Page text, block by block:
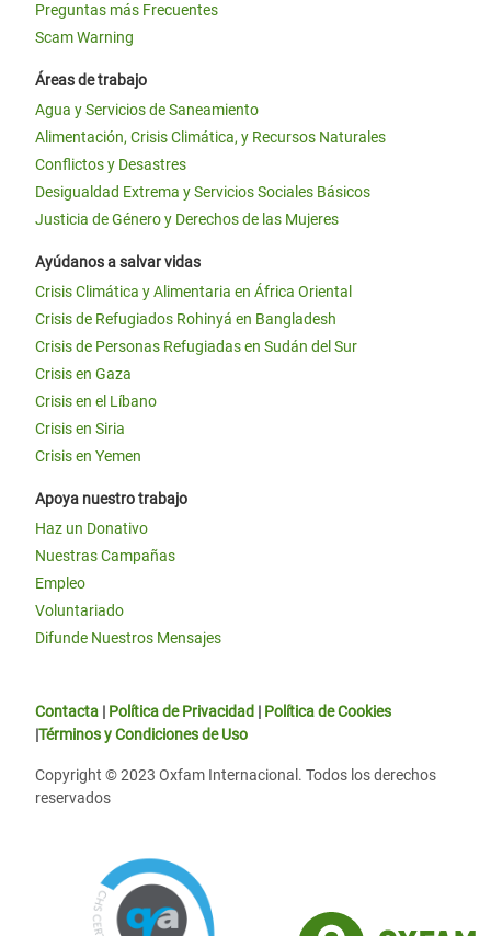
Preguntas más Frecuentes
Scam Warning
Áreas de trabajo
Agua y Servicios de Saneamiento
Alimentación, Crisis Climática, y Recursos Naturales
Conflictos y Desastres
Desigualdad Extrema y Servicios Sociales Básicos
Justicia de Género y Derechos de las Mujeres
Ayúdanos a salvar vidas
Crisis Climática y Alimentaria en África Oriental
Crisis de Refugiados Rohinyá en Bangladesh
Crisis de Personas Refugiadas en Sudán del Sur
Crisis en Gaza
Crisis en el Líbano
Crisis en Siria
Crisis en Yemen
Apoya nuestro trabajo
Haz un Donativo
Nuestras Campañas
Empleo
Voluntariado
Difunde Nuestros Mensajes
Contacta | Política de Privacidad | Política de Cookies
|Términos y Condiciones de Uso
Copyright © 2023 Oxfam Internacional. Todos los derechos
reservados